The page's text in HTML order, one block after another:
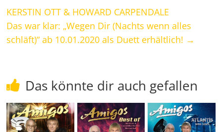
KERSTIN OTT & HOWARD CARPENDALE
Das war klar: „Wegen Dir (Nachts wenn alles
schläft)“ ab 10.01.2020 als Duett erhältlich! →
Das könnte dir auch gefallen